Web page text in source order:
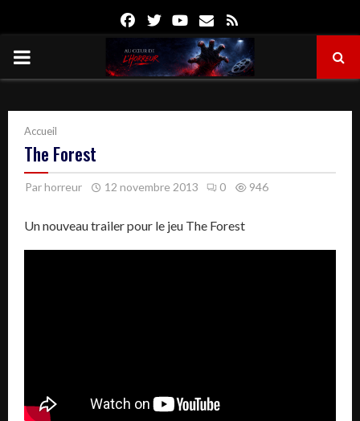
FacebookTwitterYoutube
Email
PRIMARY
Accueil
The Forest
Parhorreur 12 novembre 2013 0 946
Un nouveau trailer pour le jeu The Forest